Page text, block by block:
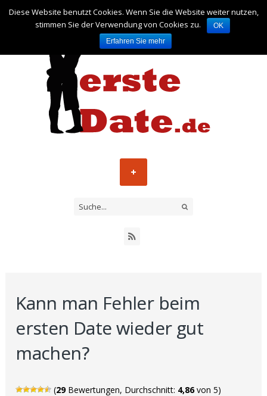
Kann man Fehler beim
ersten Date wieder gut
machen?
(29Bewertungen, Durchschnitt: 4,86von 5)
Diese Website benutzt Cookies. Wenn Sie die Website weiter nutzen,
stimmen Sie der Verwendung von Cookies zu.
OK
Erfahren Sie mehr